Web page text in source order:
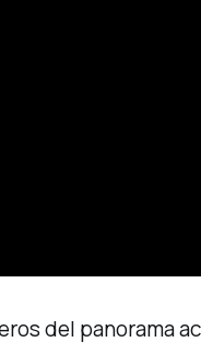
del panorama